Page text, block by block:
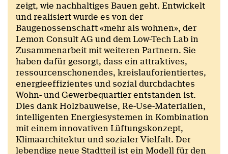
zeigt, wie nachhaltiges Bauen geht. Entwickelt
und realisiert wurde es von der
Baugenossenschaft «mehr als wohnen», der
Lemon Consult AG und dem Low-Tech Lab in
Zusammenarbeit mit weiteren Partnern. Sie
haben dafür gesorgt, dass ein attraktives,
ressourcenschonendes, kreislauforientiertes,
energieeffizientes und sozial durchdachtes
Wohn- und Gewerbequartier entstanden ist.
Dies dank Holzbauweise, Re-Use-Materialien,
intelligenten Energiesystemen in Kombination
mit einem innovativen Lüftungskonzept,
Klimaarchitektur und sozialer Vielfalt. Der
lebendige neue Stadtteil ist ein Modell für den